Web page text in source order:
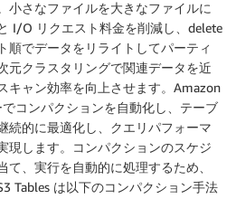
小さなファイルを大きなファイルに
I/O リクエスト料金を削減し、delete
順でデータをリライトしてパーティ
元クラスタリングで関連データを近
キャン効率を向上させます。Amazon
コンパクションを自動化し、テーブ
続的に最適化し、クエリパフォーマ
現します。コンパクションのスケジ
て、実行を自動的に処理するため、
Tables は以下のコンパクション手法